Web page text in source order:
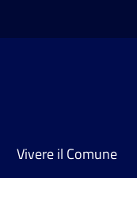
Vivere il Comune